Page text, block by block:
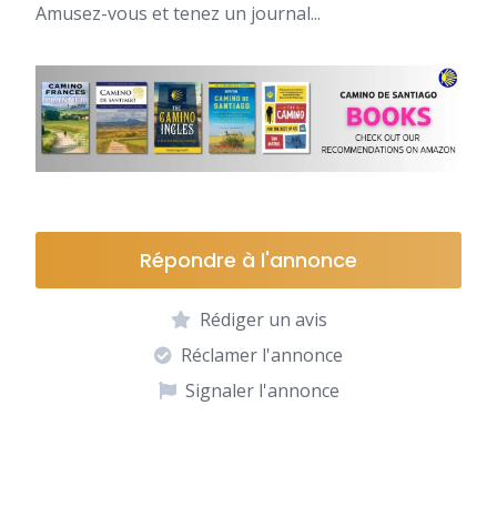
Amusez-vous et tenez un journal...
Répondre à l'annonce
Rédiger un avis
Réclamer l'annonce
Signaler l'annonce